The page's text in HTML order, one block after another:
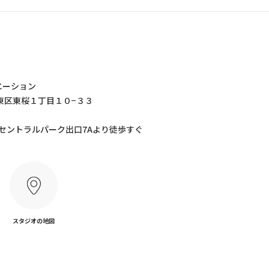
ション
東桜１丁目１０−３３
ントラルパーク出口7Aより徒歩すぐ
スタジオの地図